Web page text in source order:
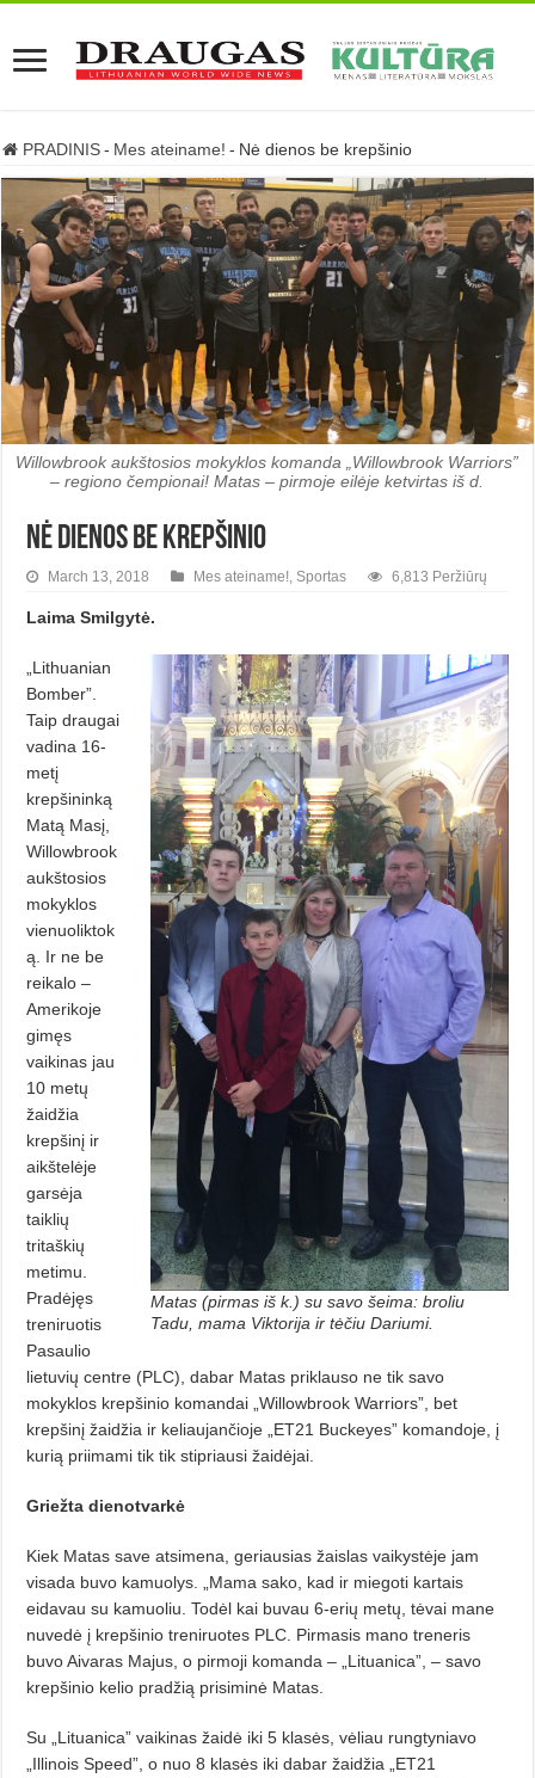
PRADINIS - Mes ateiname! - Nė dienos be krepšinio
Willowbrook aukštosios mokyklos komanda „Willowbrook Warriors”
– regiono čempionai! Matas – pirmoje eilėje ketvirtas iš d.
Nė dienos be krepšinio
March 13, 2018 Mes ateiname! Sportas 6,813 Peržiūrų
Laima Smilgytė.
Matas (pirmas iš k.) su savo šeima: broliu
Tadu, mama Viktorija ir tėčiu Dariumi.
„Lithuanian
Bomber”.
Taip draugai
vadina 16-
metį
krepšininką
Matą Masį,
Willowbrook
aukštosios
mokyklos
vienuoliktok
ą. Ir ne be
reikalo –
Ame­rikoje
gimęs
vaikinas jau
10 metų
žaidžia
krepšinį ir
aikštelėje
garsėja
taiklių
tritaškių
metimu.
Pradėjęs
tre­niruotis
Pasaulio
lietuvių centre (PLC), dabar Matas priklauso ne tik savo
mokyklos krepšinio komandai „Willowbrook Warriors”, bet
krepšinį žaidžia ir keliaujančioje „ET21 Buc­keyes” komandoje, į
kurią priimami tiktik stipriausi žaidėjai.
Griežta dienotvarkė
Kiek Matas save atsimena, geriausias žaislas vaikystėje jam
visada buvo kamuolys. „Mama sako, kad ir miegoti kartais
eidavau su kamuoliu. Todėl kai buvau 6-erių metų, tėvai ma­ne
nuvedė į krepšinio treniruotes PLC. Pirmasis mano treneris
buvo Aivaras Majus, o pirmoji komanda – „Lituanica”, – savo
krepšinio kelio pradžią prisiminė Matas.
Su „Lituanica” vaikinas žaidė iki 5 klasės, vėliau rungtyniavo
„Illinois Speed”, o nuo 8 klasės iki dabar žai­džia „ET21